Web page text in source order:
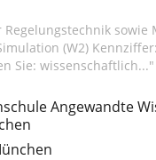
Regelungs­technik sowie
(W2)
Sie: wissenschaftlich..."
Angewandte